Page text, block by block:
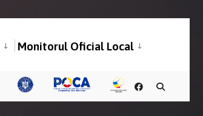
Monitorul Oficial Local